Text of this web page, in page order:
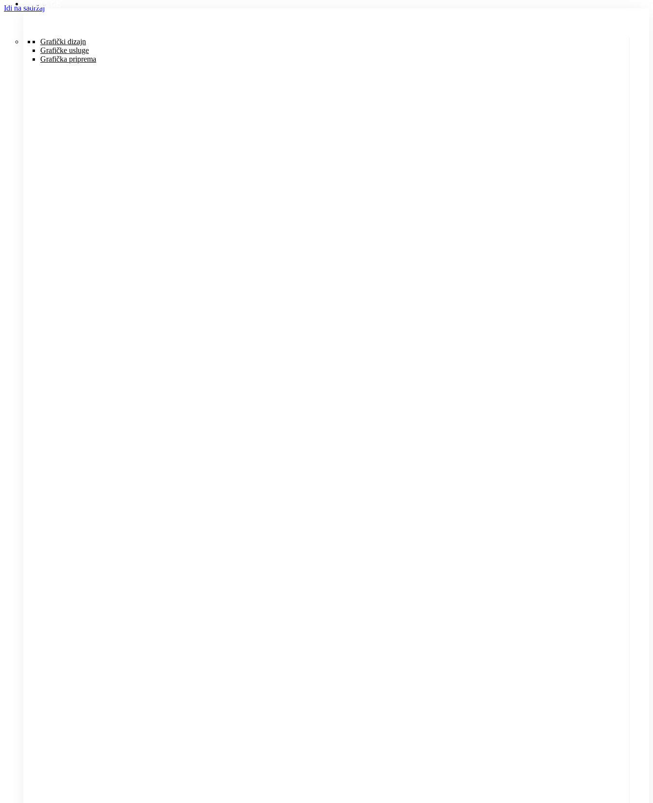
Idi na sadržajUSLUGE
Grafički dizajn
Grafičke usluge
Grafička priprema